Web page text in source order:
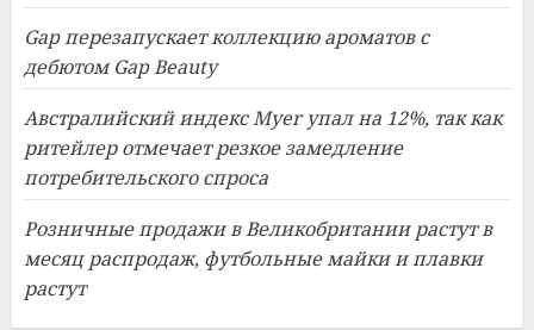
Gap перезапускает коллекцию ароматов с
дебютом Gap Beauty
Австралийский индекс Myer упал на 12%, так как
ритейлер отмечает резкое замедление
потребительского спроса
Розничные продажи в Великобритании растут в
месяц распродаж, футбольные майки и плавки
растут